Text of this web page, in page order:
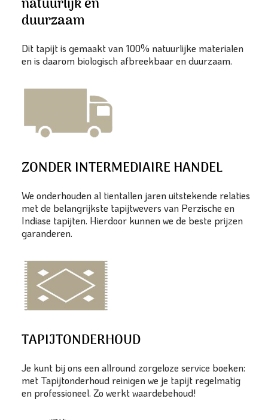
natuurlijk en
duurzaam
Dit tapijt is gemaakt van 100% natuurlijke materialen
en is daarom biologisch afbreekbaar en duurzaam.
ZONDER INTERMEDIAIRE HANDEL
We onderhouden al tientallen jaren uitstekende relaties
met de belangrijkste tapijtwevers van Perzische en
Indiase tapijten. Hierdoor kunnen we de beste prijzen
garanderen.
TAPIJTONDERHOUD
Je kunt bij ons een allround zorgeloze service boeken:
met Tapijtonderhoud reinigen we je tapijt regelmatig
en professioneel. Zo werkt waardebehoud!